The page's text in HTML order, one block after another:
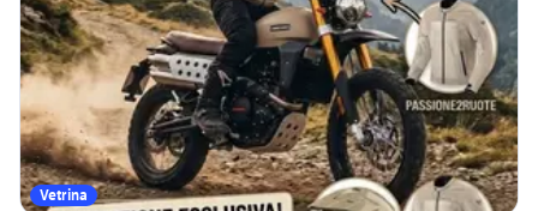
Vetrina